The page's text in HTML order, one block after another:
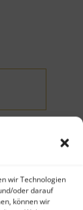
wir Technologien
oder darauf
können wir